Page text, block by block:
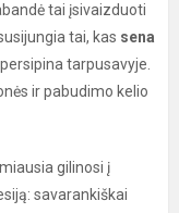
tai įsivaizduoti
tai, kas sena
tarpusavyje.
ir pabudimo kelio
gilinosi į
savarankiškai